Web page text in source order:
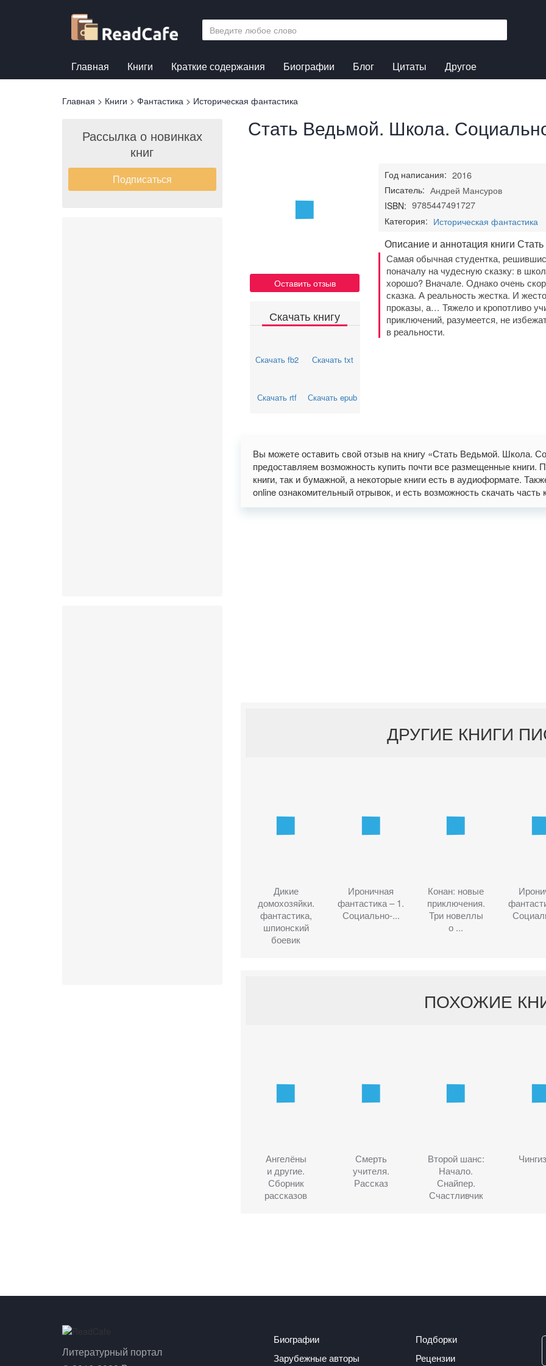
Главная
Книги Краткие содержания Биографии Блог Цитаты Другое
Вы
Главная > Книги > Фантастика > Историческая фантастика
Рассылка о новинках
книг
Подписаться
Стать Ведьмой. Школа.
Оставить отзыв
Скачать книгу
Скачать fb2 Скачать txt
Скачать rtf Скачать epub
Год написания: 2016
Писатель: Андрей Мансуров
ISBN: 9785447491727
Категория: Историческая фантастика
Описание и аннотация книги
Самая обычная студентка,
поначалу на чудесную сказку: в
хорошо? Вначале. Однако очень
сказка. А реальность жестка. И
проказы, а… Тяжело и кропотливо
приключений, разумеется, не
в реальности.
Вы можете оставить свой отзыв на книгу «Стать Ведьмой. Школа.
предоставляем возможность купить почти все размещенные книги.
книги, так и бумажной, а некоторые книги есть в аудиоформате.
online ознакомительный отрывок, и есть возможность скачать
ДРУГИЕ КНИГИ
Дикие
домохозяйки.
фантастика,
шпионский
боевик
Ироничная
фантастика – 1.
Социально-...
Конан: новые
приключения.
Три новеллы
о ...
ПОХОЖИЕ
Ангелёны
и другие.
Сборник
рассказов
Смерть
учителя.
Рассказ
Второй шанс:
Начало.
Снайпер.
Счастливчик
Литературный портал
Биографии
Зарубежные авторы
Подборки
Рецензии